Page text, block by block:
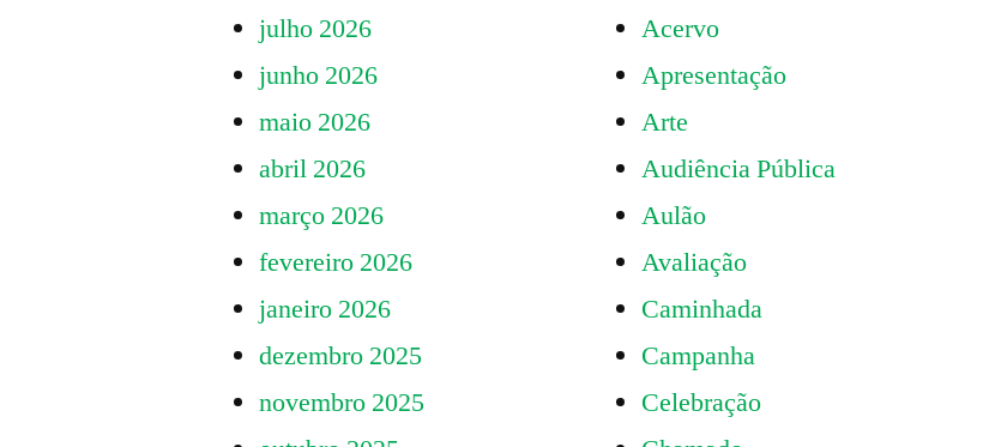
julho 2026
junho 2026
maio 2026
abril 2026
março 2026
fevereiro 2026
janeiro 2026
dezembro 2025
novembro 2025
Acervo
Apresentação
Arte
Audiência Pública
Aulão
Avaliação
Caminhada
Campanha
Celebração